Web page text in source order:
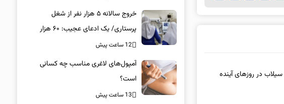
در روزهای آینده
خروج سالانه ۵ هزار نفر از شغل
پرستاری/ یک ادعای عجیب: ۶۰ هزار
پرستار خانه‌نشین شدند؟
12 ساعت پیش
آمپول‌های لاغری مناسب چه کسانی
است؟
13 ساعت پیش